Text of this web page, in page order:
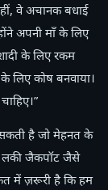
वे अचानक बधाई
अपनी माँ के लिए
के लिए रकम
लिए कोष बनवाया।
सकती है जो मेहनत के
लकी जैकपॉट जैसे
में ज़रूरी है कि हम